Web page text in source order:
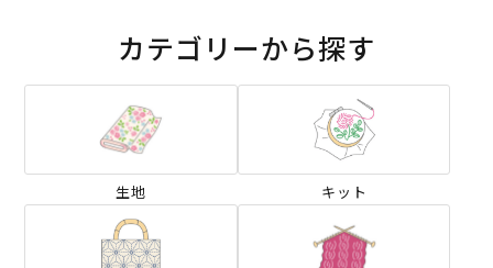
カテゴリーから探す
生地 キット